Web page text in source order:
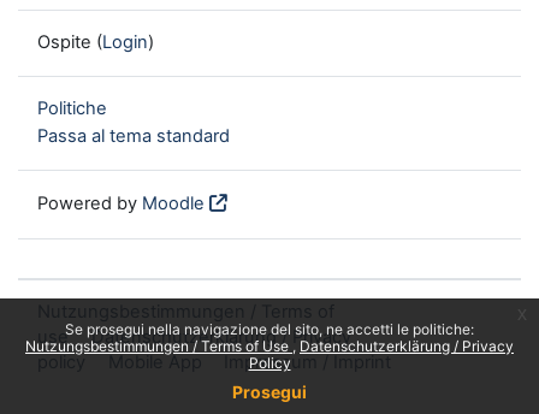
Se prosegui nella navigazione del sito, ne accetti le politiche:
Nutzungsbestimmungen / Terms of Use
Datenschutzerklärung / Privacy
Policy
Prosegui
Ospite (Login)
Politiche
Passa al tema standard
Powered by Moodle
use
Datenschutzerklärung / Privacy
policy
Mobile App Impressum / Imprint